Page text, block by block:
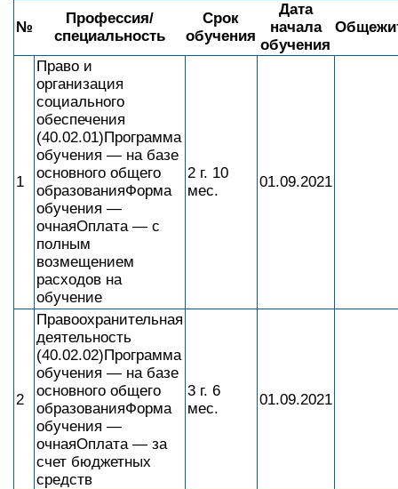
№
Профессия/
специальность
Срок
обучения
Дата
начала
обучения
1
Право и
организация
социального
обеспечения
(40.02.01)Программа
обучения — на базе
основного общего
образованияФорма
обучения —
очнаяОплата — с
полным
возмещением
расходов на
обучение
2 г. 10
мес.
01.09.2021
2
Правоохранительная
деятельность
(40.02.02)Программа
обучения — на базе
основного общего
образованияФорма
обучения —
очнаяОплата — за
счет бюджетных
средств
3 г. 6
мес.
01.09.2021